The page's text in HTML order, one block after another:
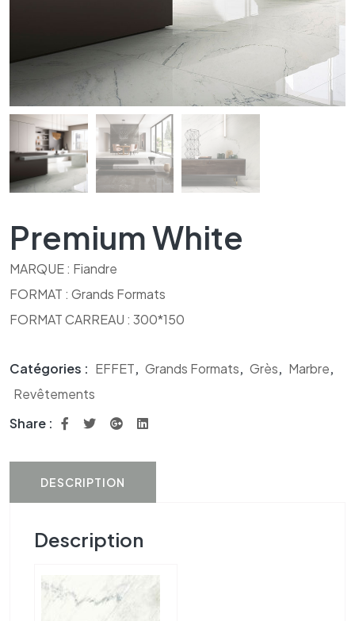
Premium White
MARQUE : Fiandre
FORMAT : Grands Formats
FORMAT CARREAU : 300*150
Catégories : EFFET, Grands Formats, Grès, Marbre,
Revêtements
Share :
DESCRIPTION
Description